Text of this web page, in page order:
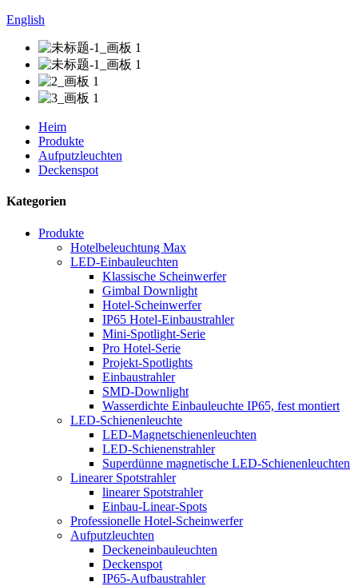
English
Heim
Produkte
Aufputzleuchten
Deckenspot
Kategorien
Produkte
Hotelbeleuchtung Max
LED-Einbauleuchten
Klassische Scheinwerfer
Gimbal Downlight
Hotel-Scheinwerfer
IP65 Hotel-Einbaustrahler
Mini-Spotlight-Serie
Pro Hotel-Serie
Projekt-Spotlights
Einbaustrahler
SMD-Downlight
Wasserdichte Einbauleuchte IP65, fest montiert
LED-Schienenleuchte
LED-Magnetschienenleuchten
LED-Schienenstrahler
Superdünne magnetische LED-Schienenleuchten
Linearer Spotstrahler
linearer Spotstrahler
Einbau-Linear-Spots
Professionelle Hotel-Scheinwerfer
Aufputzleuchten
Deckeneinbauleuchten
Deckenspot
IP65-Aufbaustrahler